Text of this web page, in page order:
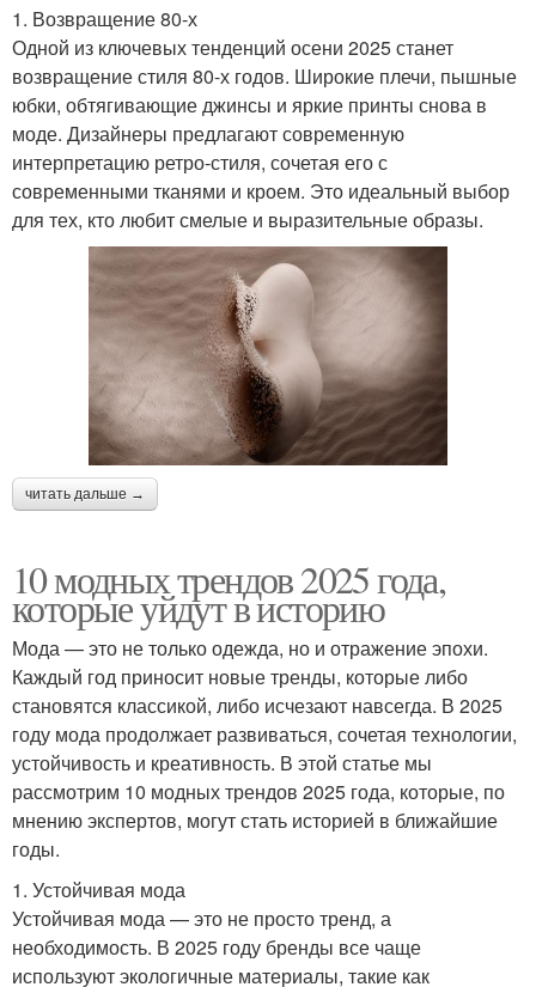
1. Возвращение 80-х
Одной из ключевых тенденций осени 2025 станет
возвращение стиля 80-х годов. Широкие плечи, пышные
юбки, обтягивающие джинсы и яркие принты снова в
моде. Дизайнеры предлагают современную
интерпретацию ретро-стиля, сочетая его с
современными тканями и кроем. Это идеальный выбор
для тех, кто любит смелые и выразительные образы.
читать дальше →
10 модных трендов 2025 года,
которые уйдут в историю
Мода — это не только одежда, но и отражение эпохи.
Каждый год приносит новые тренды, которые либо
становятся классикой, либо исчезают навсегда. В 2025
году мода продолжает развиваться, сочетая технологии,
устойчивость и креативность. В этой статье мы
рассмотрим 10 модных трендов 2025 года, которые, по
мнению экспертов, могут стать историей в ближайшие
годы.
1. Устойчивая мода
Устойчивая мода — это не просто тренд, а
необходимость. В 2025 году бренды все чаще
используют экологичные материалы, такие как